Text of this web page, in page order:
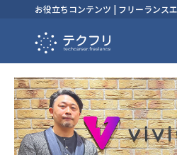
お役立ちコンテンツ | フリーランス